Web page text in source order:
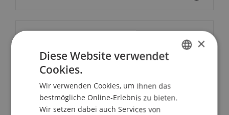
Downloads/Links
×
Diese Website verwendet
Cookies.
Wir verwenden Cookies, um Ihnen das
bestmögliche Online-Erlebnis zu bieten.
Wir setzen dabei auch Services von